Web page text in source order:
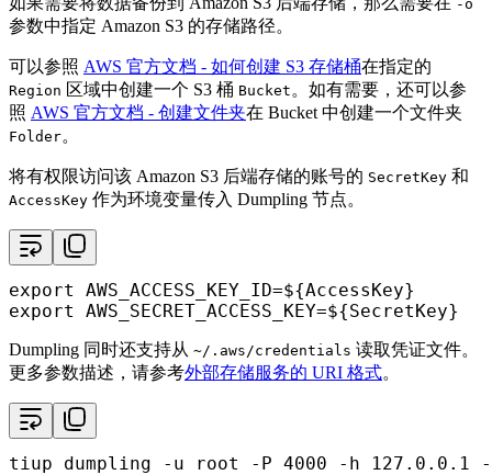
-o
参数中指定 Amazon S3 的存储路径。
可以参照 AWS 官方文档 - 如何创建 S3 存储桶在指定的
Region 区域中创建一个 S3 桶 Bucket 。如有需要，还可以参
照 AWS 官方文档 - 创建文件夹在 Bucket 中创建一个文件夹
Folder。
将有权限访问该 Amazon S3 后端存储的账号的 SecretKey 和
AccessKey 作为环境变量传入 Dumpling 节点。
export AWS_ACCESS_KEY_ID=${AccessKey}
export
AWS_SECRET_ACCESS_KEY=${SecretKey}
Dumpling 同时还支持从 ~/.aws/credentials 读取凭证文件。
更多参数描述，请参考外部存储服务的 URI 格式。
tiup dumpling -u root -P 4000 -h 127.0.0.1